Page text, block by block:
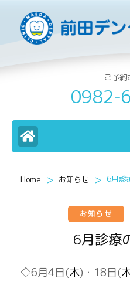
ご予約
0982-
Home > お知らせ > 6月診
お知らせ
6月診療
◇6月4日(木)・18日(